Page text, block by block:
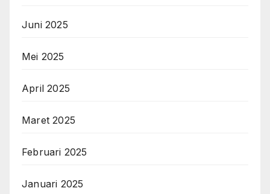
Juni 2025
Mei 2025
April 2025
Maret 2025
Februari 2025
Januari 2025